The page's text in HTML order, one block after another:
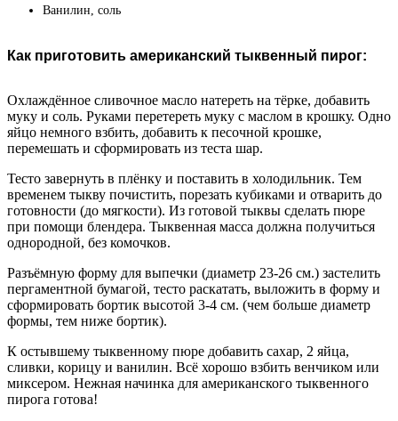
Ванилин, соль
Как приготовить американский тыквенный пирог:
Охлаждённое сливочное масло натереть на тёрке, добавить
муку и соль. Руками перетереть муку с маслом в крошку. Одно
яйцо немного взбить, добавить к песочной крошке,
перемешать и сформировать из теста шар.
Тесто завернуть в плёнку и поставить в холодильник. Тем
временем тыкву почистить, порезать кубиками и отварить до
готовности (до мягкости). Из готовой тыквы сделать пюре
при помощи блендера. Тыквенная масса должна получиться
однородной, без комочков.
Разъёмную форму для выпечки (диаметр 23-26 см.) застелить
пергаментной бумагой, тесто раскатать, выложить в форму и
сформировать бортик высотой 3-4 см. (чем больше диаметр
формы, тем ниже бортик).
К остывшему тыквенному пюре добавить сахар, 2 яйца,
сливки, корицу и ванилин. Всё хорошо взбить венчиком или
миксером. Нежная начинка для американского тыквенного
пирога готова!